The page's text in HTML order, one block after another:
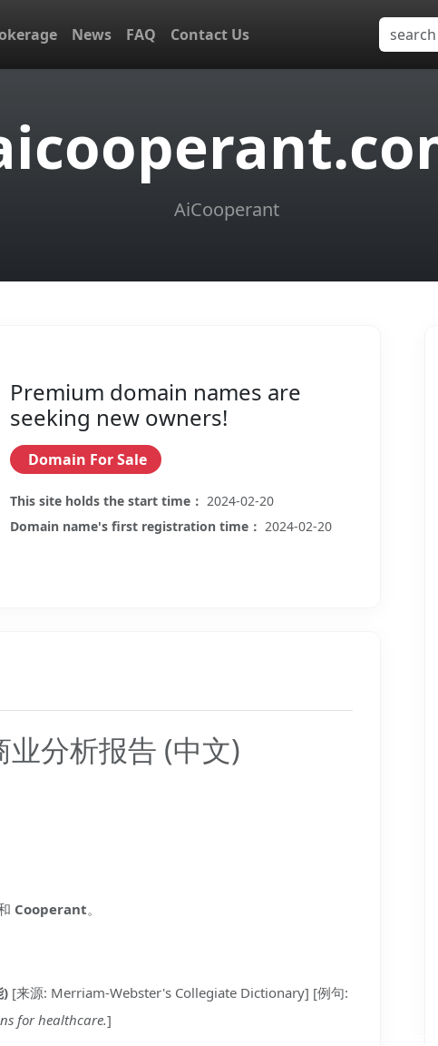
News FAQ Contact Us
AiCooperant
Premium domain names are
seeking new owners!
Domain For Sale
This site holds the start time： 2024-02-20
Domain name's first registration time： 2024-02-20
分析报告 (中文)
Cooperant。
) [来源: Merriam-Webster's Collegiate Dictionary] [例句:
for healthcare.]